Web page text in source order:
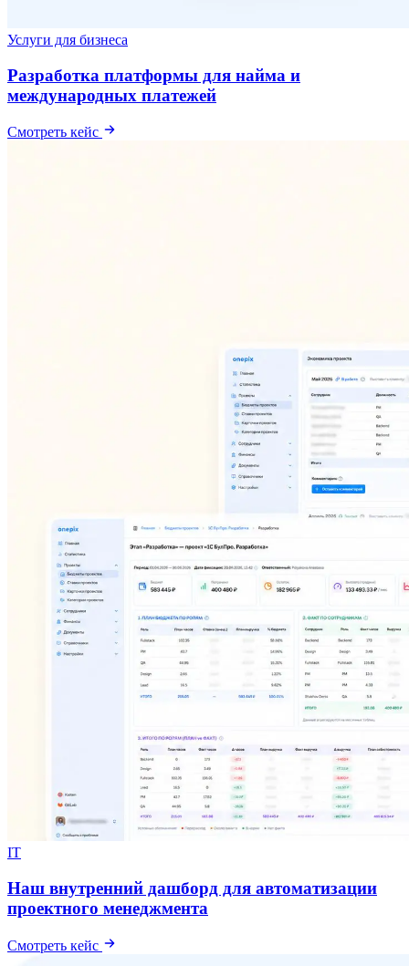
Услуги для бизнеса
Разработка платформы для найма и
международных платежей
Смотреть кейс
IT
Наш внутренний дашборд для автоматизации
проектного менеджмента
Смотреть кейс